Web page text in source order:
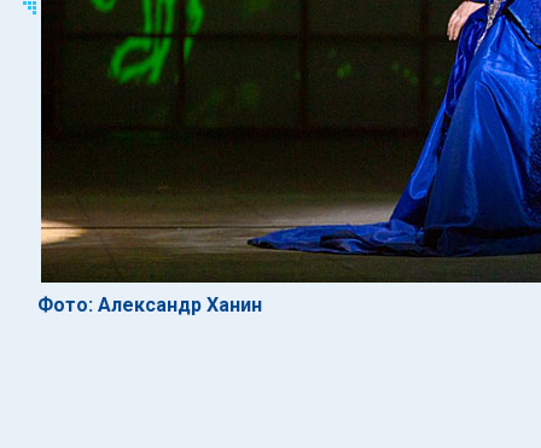
Фото: Александр Ханин